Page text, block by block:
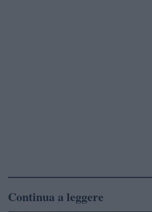
Continua a leggere